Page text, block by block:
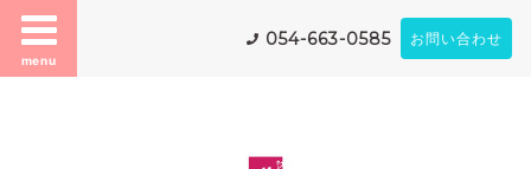
menu
054-663-0585 お問い合わせ